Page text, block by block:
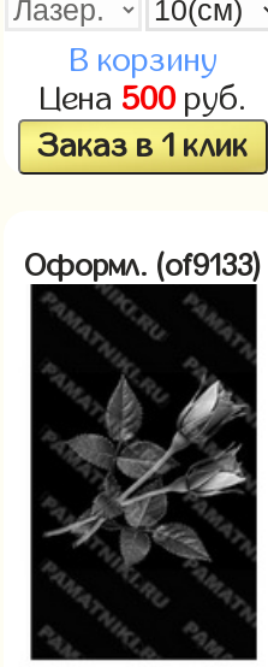
В корзину
Цена 500руб.
Заказ в 1 клик
Оформл. (of9133)